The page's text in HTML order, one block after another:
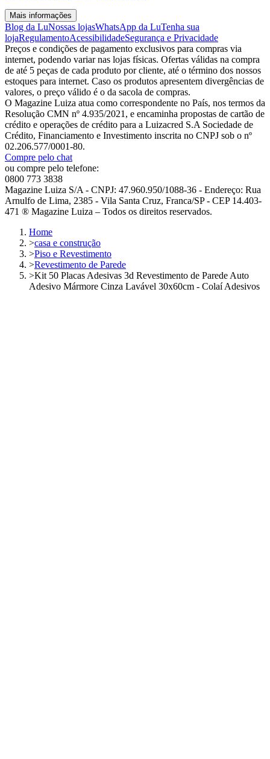
Mais informações
Blog da LuNossas lojasWhatsApp da LuTenha sua
lojaRegulamentoAcessibilidadeSegurança e Privacidade
Preços e condições de pagamento exclusivos para compras via
internet, podendo variar nas lojas físicas. Ofertas válidas na compra
de até 5 peças de cada produto por cliente, até o término dos nossos
estoques para internet. Caso os produtos apresentem divergências de
valores, o preço válido é o da sacola de compras.
O Magazine Luiza atua como correspondente no País, nos termos da
Resolução CMN nº 4.935/2021, e encaminha propostas de cartão de
crédito e operações de crédito para a Luizacred S.A Sociedade de
Crédito, Financiamento e Investimento inscrita no CNPJ sob o nº
02.206.577/0001-80.
Compre pelo chat
ou compre pelo telefone:
0800 773 3838
Magazine Luiza S/A - CNPJ: 47.960.950/1088-36 - Endereço: Rua
Arnulfo de Lima, 2385 - Vila Santa Cruz, Franca/SP - CEP 14.403-
471 ® Magazine Luiza – Todos os direitos reservados.
Home
>casa e construção
>Piso e Revestimento
>Revestimento de Parede
>Kit 50 Placas Adesivas 3d Revestimento de Parede Auto
Adesivo Mármore Cinza Lavável 30x60cm - Colaí Adesivos